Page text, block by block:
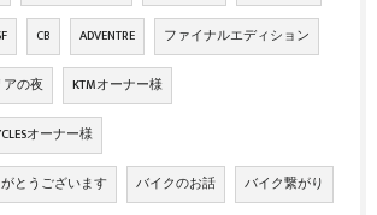
CB ADVENTRE ファイナルエディション
の夜 KTMオーナー様
オーナー様
とうございます バイクのお話 バイク繋がり